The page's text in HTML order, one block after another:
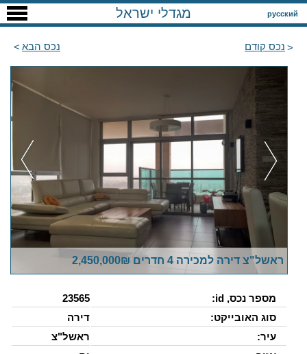
русский מגדלי ישראל
נכס קודם נכס הבא
ראשל"צ דירה למכירה 4 חדרים 2,450,000₪
מספר נכס, id:
23565
סוג האובייקט:
דירה
עיר:
ראשל"צ